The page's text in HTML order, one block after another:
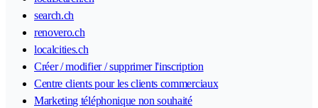
search.ch
renovero.ch
localcities.ch
Créer / modifier / supprimer l'inscription
Centre clients pour les clients commerciaux
Marketing téléphonique non souhaité